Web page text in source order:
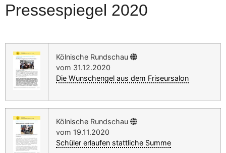
Pressespiegel 2020
Kölnische Rundschau
vom 31.12.2020
Die Wunschengel aus dem Friseursalon
Kölnische Rundschau
vom 19.11.2020
Schüler erlaufen stattliche Summe